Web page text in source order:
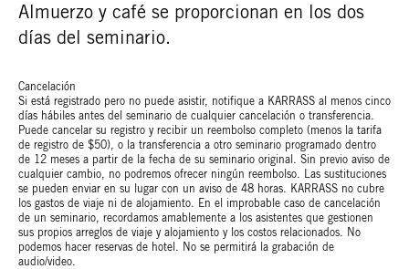
Almuerzo y café se proporcionan en los dos
días del seminario.
Cancelación
Si está registrado pero no puede asistir, notifique a KARRASS al menos cinco
días hábiles antes del seminario de cualquier cancelación o transferencia.
Puede cancelar su registro y recibir un reembolso completo (menos la tarifa
de registro de $50), o la transferencia a otro seminario programado dentro
de 12 meses a partir de la fecha de su seminario original. Sin previo aviso de
cualquier cambio, no podremos ofrecer ningún reembolso. Las sustituciones
se pueden enviar en su lugar con un aviso de 48 horas. KARRASS no cubre
los gastos de viaje ni de alojamiento. En el improbable caso de cancelación
de un seminario, recordamos amablemente a los asistentes que gestionen
sus propios arreglos de viaje y alojamiento y los costos relacionados. No
podemos hacer reservas de hotel. No se permitirá la grabación de
audio/video.